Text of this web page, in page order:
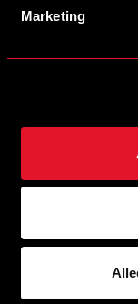
Marketing